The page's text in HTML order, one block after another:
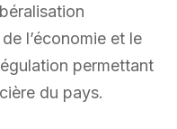
l’économie et le
permettant
du pays.